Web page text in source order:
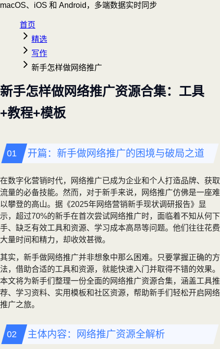
macOS、iOS 和 Android，多端数据实时同步
首页
精选
写作
新手怎样做网络推广
新手怎样做网络推广资源合集：工具
+教程+模板
开篇：新手做网络推广的困境与破局之道
在数字化营销时代，网络推广已成为企业和个人打造品牌、获取
流量的必备技能。然而，对于新手来说，网络推广仿佛是一座难
以攀登的高山。据《2025年网络营销新手现状调研报告》显
示，超过70%的新手在首次尝试网络推广时，面临着不知从何下
手、缺乏有效工具和资源、学习成本高昂等问题。他们往往花费
大量时间和精力，却收效甚微。
其实，新手做网络推广并非想象中那么困难。只要掌握正确的方
法，借助合适的工具和资源，就能快速入门并取得不错的效果。
本文将为新手们整理一份全面的网络推广资源合集，涵盖工具推
荐、学习资料、实用模板和社区资源，帮助新手们轻松开启网络
推广之旅。
主体内容：网络推广资源全解析